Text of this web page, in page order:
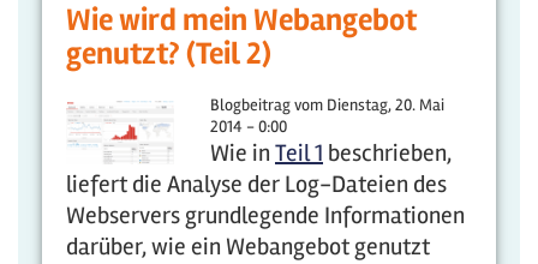
Wie wird mein Webangebot
genutzt? (Teil 2)
Blogbeitrag vom Dienstag, 20. Mai
2014 - 0:00
Wie in Teil 1 beschrieben,
liefert die Analyse der Log-Dateien des
Webservers grundlegende Informationen
darüber, wie ein Webangebot genutzt